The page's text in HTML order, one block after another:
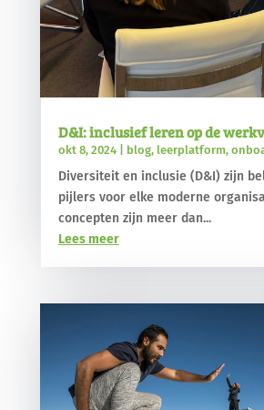
D&I: inclusief leren op de
okt 8, 2024| blog, leerplatform,
Diversiteit en inclusie (D&I) zijn
pijlers voor elke moderne
concepten zijn meer dan...
Lees meer